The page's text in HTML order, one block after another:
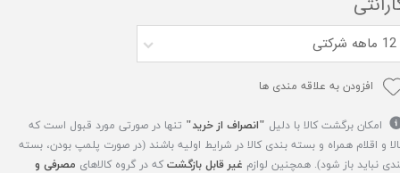
12 ماهه شرکتی
افزودن به علاقه مندی ها
امکان برگشت کالا با دلیل "انصراف از خرید" تنها در صورتی مورد قبول است که
و اقلام همراه و بسته بندی کالا در شرایط اولیه باشند (در صورت پلمپ بودن، بسته
نباید باز شود). همچنین لوازم غیر قابل بازگشت که در گروه کالاهای مصرفی و